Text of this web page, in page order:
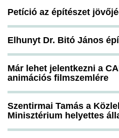
Petíció az építészet
Elhunyt Dr. Bitó János
Már lehet jelentkezni a
animációs filmszemlére
Szentirmai Tamás a
Minisztérium helyettes